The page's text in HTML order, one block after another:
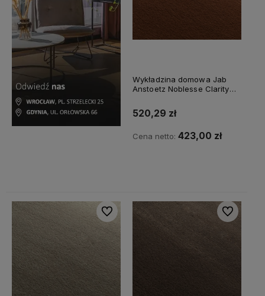
Wykładzina domowa Jab
Anstoetz Noblesse Clarity
520,29 zł
Cena netto: 423,00 zł
Do ulubionych Do